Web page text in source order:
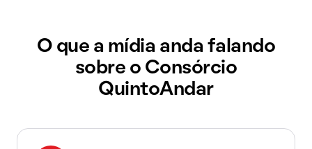
O que a mídia anda falando
sobre o Consórcio
QuintoAndar